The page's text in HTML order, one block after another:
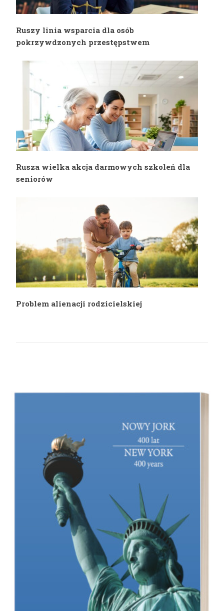
Ruszy linia wsparcia dla osób
pokrzywdzonych przestępstwem
Rusza wielka akcja darmowych szkoleń dla
seniorów
Problem alienacji rodzicielskiej